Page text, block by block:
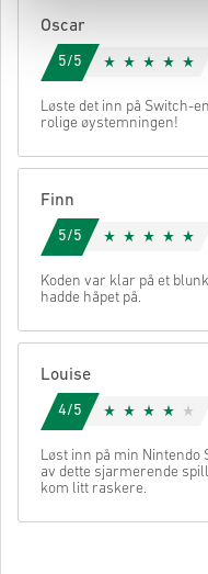
Oscar
5/5
Løste det inn på Switch-
rolige øystemningen!
Finn
5/5
Koden var klar på et
hadde håpet på.
Louise
4/5
Løst inn på min Nintendo
av dette sjarmerende
kom litt raskere.